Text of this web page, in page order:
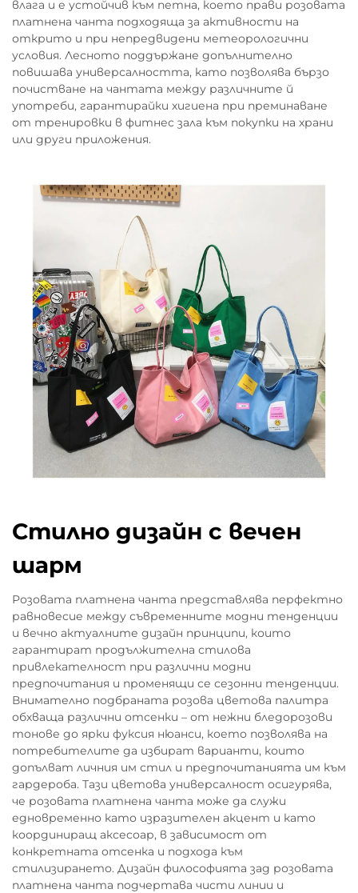
влага и е устойчив към петна, което прави розовата
платнена чанта подходяща за активности на
открито и при непредвидени метеорологични
условия. Лесното поддържане допълнително
повишава универсалността, като позволява бързо
почистване на чантата между различните й
употреби, гарантирайки хигиена при преминаване
от тренировки в фитнес зала към покупки на храни
или други приложения.
Стилно дизайн с вечен
шарм
Розовата платнена чанта представлява перфектно
равновесие между съвременните модни тенденции
и вечно актуалните дизайн принципи, които
гарантират продължителна стилова
привлекателност при различни модни
предпочитания и променящи се сезонни тенденции.
Внимателно подбраната розова цветова палитра
обхваща различни отсенки – от нежни бледорозови
тонове до ярки фуксия нюанси, което позволява на
потребителите да избират варианти, които
допълват личния им стил и предпочитанията им към
гардероба. Тази цветова универсалност осигурява,
че розовата платнена чанта може да служи
едновременно като изразителен акцент и като
координиращ аксесоар, в зависимост от
конкретната отсенка и подхода към
стилизирането. Дизайн философията зад розовата
платнена чанта подчертава чисти линии и